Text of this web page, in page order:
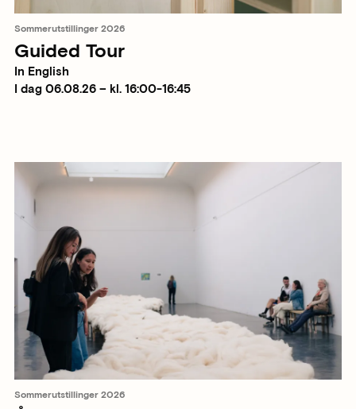
Sommerutstillinger 2026
Guided Tour
In English
I dag 06.08.26 – kl. 16:00-16:45
Sommerutstillinger 2026